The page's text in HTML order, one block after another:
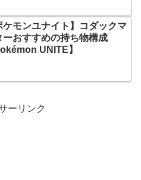
ケモンユナイト】コダックマ
ーおすすめの持ち物構成
UNITE】
ーリンク